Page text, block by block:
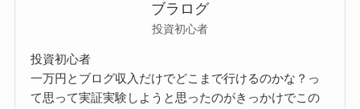
ブラログ
投資初心者
投資初心者
一万円とブログ収入だけでどこまで行けるのかな？っ
て思って実証実験しようと思ったのがきっかけでこの